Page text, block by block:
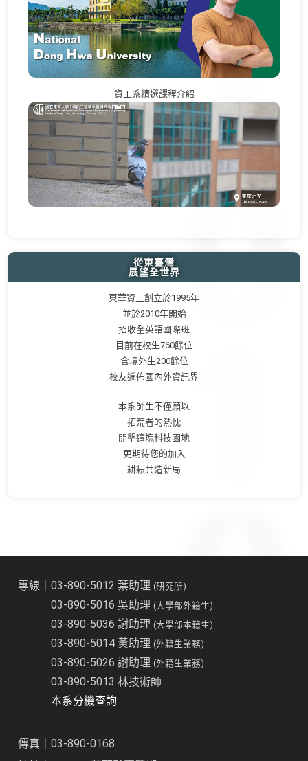
資工系精選課程介紹
從東臺灣
展望全世界
東華資工創立於1995年
並於2010年開始
招收全英語國際班
目前在校生760餘位
含境外生200餘位
校友遍佈國內外資訊界
本系師生不僅願以
拓荒者的熱忱
開墾這塊科技園地
更期待您的加入
耕耘共造新局
專線｜03-890-5012 葉助理(研究所)
03-890-5016 吳助理(大學部外籍生)
03-890-5036 謝助理(大學部本籍生)
03-890-5014 黃助理(外籍生業務)
03-890-5026 謝助理(外籍生業務)
03-890-5013 林技術師
本系分機查詢
傳真｜03-890-0168